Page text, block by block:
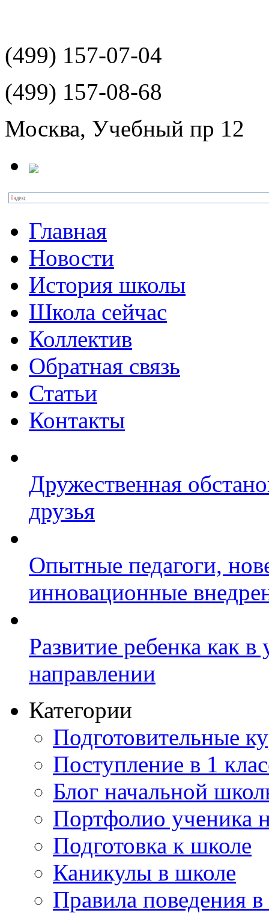
(499) 157-07-04
(499) 157-08-68
Москва, Учебный пр 12
Главная
Новости
История школы
Школа сейчас
Коллектив
Обратная связь
Статьи
Контакты
Дружественная
друзья
Опытные педагоги,
инновационные
Развитие ребенка как
направлении
Категории
Подготовительные
Поступление в 1
Блог начальной
Портфолио ученика
Подготовка к школе
Каникулы в школе
Правила поведения